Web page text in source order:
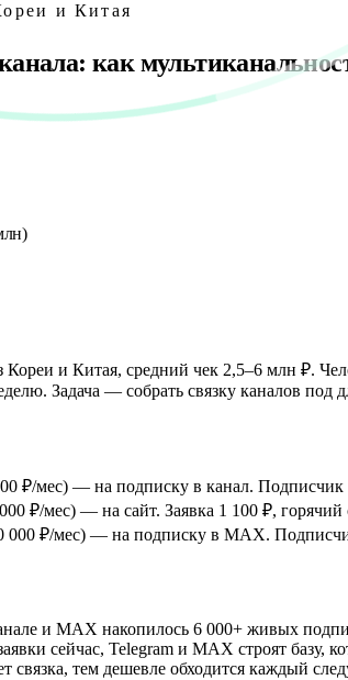
и Китая
как
и Китая, средний чек 2,5–6 млн ₽.
Задача — собрать связку каналов под
₽/мес) — на подписку в канал. Подписчик
₽/мес) — на сайт. Заявка 1 100 ₽, горячий
000 ₽/мес) — на подписку в MAX.
и MAX накопилось 6 000+ живых
сейчас, Telegram и MAX строят базу,
связка, тем дешевле обходится каждый